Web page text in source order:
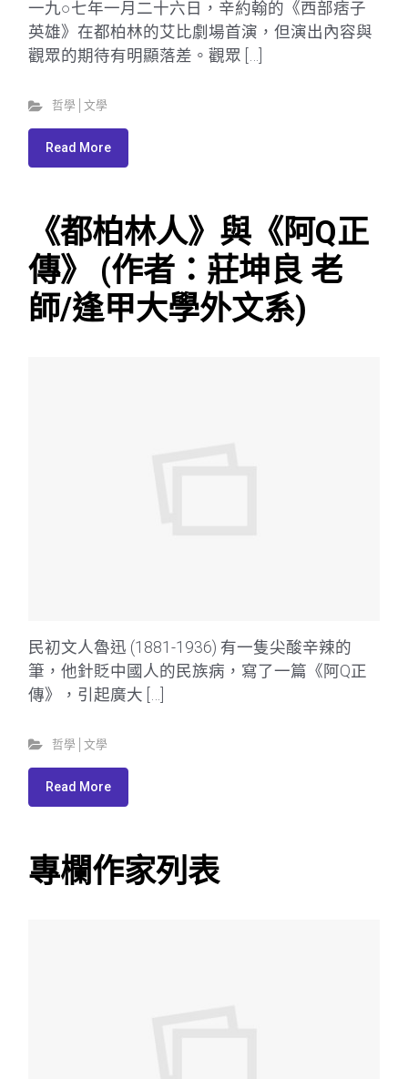
一九○七年一月二十六日，辛約翰的《西部痞子
英雄》在都柏林的艾比劇場首演，但演出內容與
觀眾的期待有明顯落差。觀眾 […]
哲學│文學
Read More
《都柏林人》與《阿Q正
傳》 (作者：莊坤良 老
師/逢甲大學外文系)
民初文人魯迅 (1881-1936) 有一隻尖酸辛辣的
筆，他針貶中國人的民族病，寫了一篇《阿Q正
傳》，引起廣大 […]
哲學│文學
Read More
專欄作家列表